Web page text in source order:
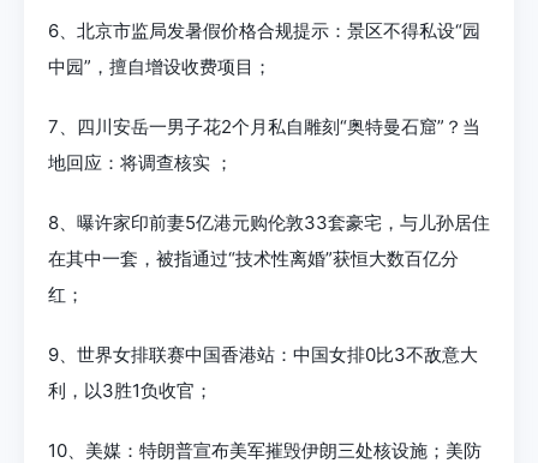
6、北京市监局发暑假价格合规提示：景区不得私设“园
中园”，擅自增设收费项目；
7、四川安岳一男子花2个月私自雕刻“奥特曼石窟”？当
地回应：将调查核实 ；
8、曝许家印前妻5亿港元购伦敦33套豪宅，与儿孙居住
在其中一套，被指通过“技术性离婚”获恒大数百亿分
红；
9、世界女排联赛中国香港站：中国女排0比3不敌意大
利，以3胜1负收官；
10、美媒：特朗普宣布美军摧毁伊朗三处核设施；美防